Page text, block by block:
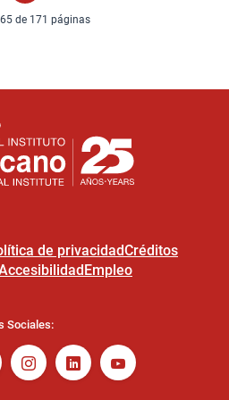
de 171 páginas
de privacidadCréditos
Empleo
Sociales: